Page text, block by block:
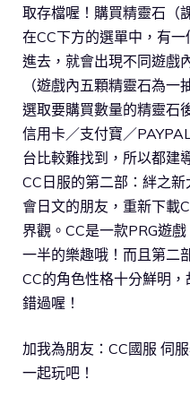
取存檔喔！購買精靈石（
在CC下方的選單中，有
進去， 就會出現不同遊戲
（遊戲內五顆精靈石為一
選取要購買數量的精靈石
信用卡／支付寶／
台比較難找到， 所以都建
CC日服的第二部：絆之新
會日文的朋友， 重新下載
界觀。 CC是一款PRG遊
一半的樂趣哦！ 而且第二
CC的角色性格十分鮮明，
錯過喔！
加我為朋友：CC國服 伺
一起玩吧！